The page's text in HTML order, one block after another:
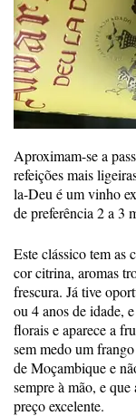
Aproximam-se a
refeições mais
la-Deu é um vinho
de preferência 2 a 3
Este clássico tem as
cor citrina, aromas
frescura. Já tive
ou 4 anos de idade,
florais e aparece a
sem medo um
de Moçambique e
sempre à mão, e
preço excelente.